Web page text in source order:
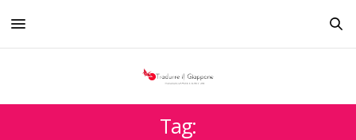
Tag: